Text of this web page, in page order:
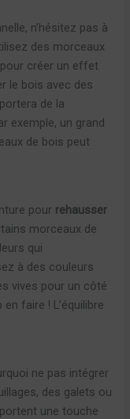
n’hésitez pas à
des morceaux
créer un effet
le bois avec des
de la
exemple, un grand
de bois peut
pour rehausser
morceaux de
qui
à des couleurs
vives pour un côté
faire ! L’équilibre
ne pas intégrer
des galets ou
une touche